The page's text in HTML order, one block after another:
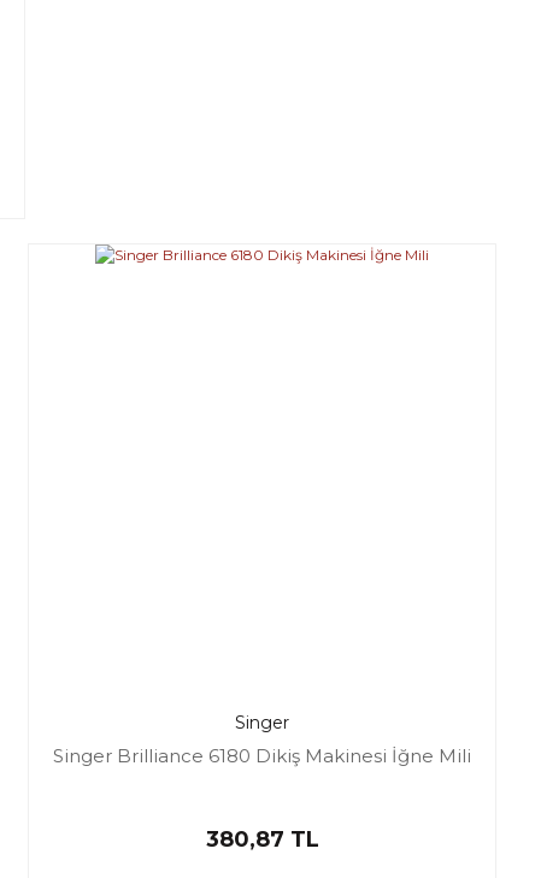
Singer
Singer Brilliance 6180 Dikiş Makinesi İğne Mili
380,87 TL